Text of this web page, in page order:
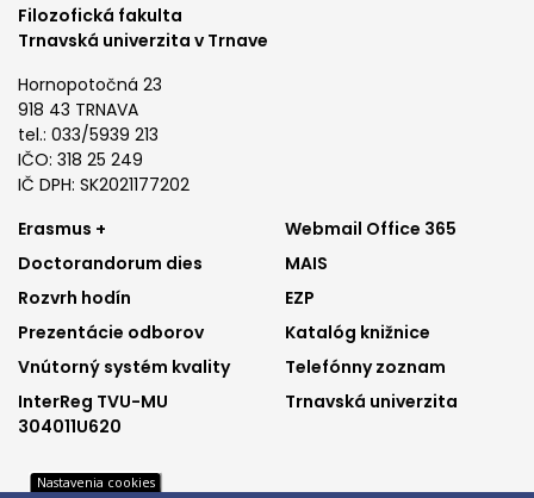
Filozofická fakulta
Trnavská univerzita v Trnave
Hornopotočná 23
918 43 TRNAVA
tel.: 033/5939 213
IČO: 318 25 249
IČ DPH: SK2021177202
Footer
menu
1
Erasmus +
Doctorandorum dies
Rozvrh hodín
Prezentácie odborov
Vnútorný systém kvality
InterReg TVU-MU
304011U620
Footer
menu
2
Webmail Office 365
MAIS
EZP
Katalóg knižnice
Telefónny zoznam
Trnavská univerzita
Nastavenia cookies